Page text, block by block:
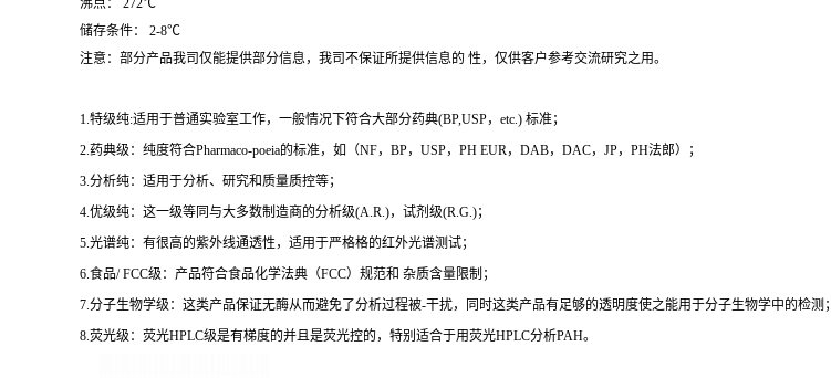
沸点： 272℃
储存条件： 2-8℃
注意：部分产品我司仅能提供部分信息，我司不保证所提供信息的 性，仅供客户参考交流研究之用。
1.特级纯:适用于普通实验室工作，一般情况下符合大部分药典(BP,USP，etc.) 标准；
2.药典级：纯度符合Pharmaco-poeia的标准，如（NF，BP，USP，PH EUR，DAB，DAC，JP，PH法郎）；
3.分析纯：适用于分析、研究和质量质控等；
4.优级纯：这一级等同与大多数制造商的分析级(A.R.)，试剂级(R.G.)；
5.光谱纯：有很高的紫外线通透性，适用于严格格的红外光谱测试；
6.食品/ FCC级：产品符合食品化学法典（FCC）规范和 杂质含量限制；
7.分子生物学级：这类产品保证无酶从而避免了分析过程被-干扰，同时这类产品有足够的透明度使之能用于分子生物学中的检测；
8.荧光级：荧光HPLC级是有梯度的并且是荧光控的，特别适合于用荧光HPLC分析PAH。